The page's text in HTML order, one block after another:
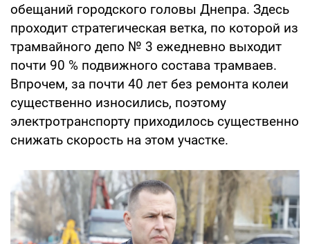
обещаний городского головы Днепра. Здесь
проходит стратегическая ветка, по которой из
трамвайного депо № 3 ежедневно выходит
почти 90 % подвижного состава трамваев.
Впрочем, за почти 40 лет без ремонта колеи
существенно износились, поэтому
электротранспорту приходилось существенно
снижать скорость на этом участке.